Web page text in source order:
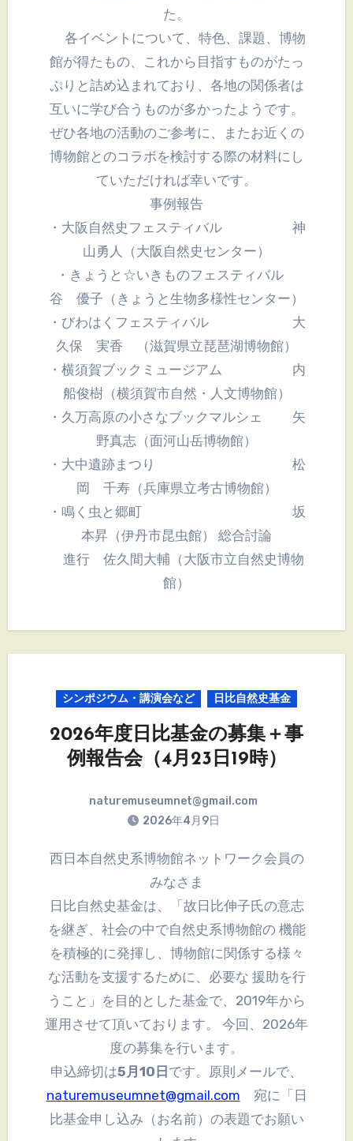
た。
各イベントについて、特色、課題、博物
館が得たもの、これから目指すものがたっ
ぷりと詰め込まれており、各地の関係者は
互いに学び合うものが多かったようです。
ぜひ各地の活動のご参考に、またお近くの
博物館とのコラボを検討する際の材料にし
ていただければ幸いです。
事例報告
・大阪自然史フェスティバル 神
山勇人（大阪自然史センター）
・きょうと☆いきものフェスティバル
谷 優子（きょうと生物多様性センター）
・びわはくフェスティバル 大
久保 実香 （滋賀県立琵琶湖博物館）
・横須賀ブックミュージアム 内
船俊樹（横須賀市自然・人文博物館）
・久万高原の小さなブックマルシェ 矢
野真志（面河山岳博物館）
・大中遺跡まつり 松
岡 千寿（兵庫県立考古博物館）
・鳴く虫と郷町 坂
本昇（伊丹市昆虫館） 総合討論
進行 佐久間大輔（大阪市立自然史博物
館）
シンポジウム・講演会など 日比自然史基金
2026年度日比基金の募集＋事
例報告会（4月23日19時）
naturemuseumnet@gmail.com
2026年4月9日
西日本自然史系博物館ネットワーク会員の
みなさま
日比自然史基金は、「故日比伸子氏の意志
を継ぎ、社会の中で自然史系博物館の 機能
を積極的に発揮し、博物館に関係する様々
な活動を支援するために、必要な 援助を行
うこと」を目的とした基金で、2019年から
運用させて頂いております。 今回、2026年
度の募集を行います。
申込締切は5月10日 です。原則メールで、
naturemuseumnet@gmail.com 宛に「日
比基金申し込み（お名前）の表題でお願い